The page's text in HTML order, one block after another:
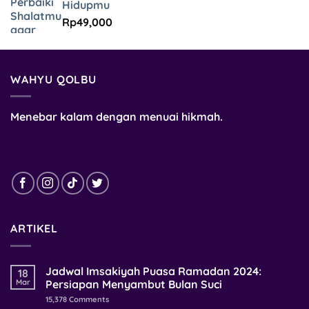
Hidupmu
Rp49,000
WAHYU QOLBU
Menebar kalam dengan menuai hikmah.
ARTIKEL
18
Mar
Jadwal Imsakiyah Puasa Ramadan 2024:
Persiapan Menyambut Bulan Suci
15,378 Comments